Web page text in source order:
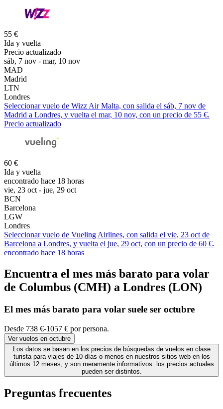
55 €
Ida y vuelta
Precio actualizado
sáb, 7 nov - mar, 10 nov
MAD
Madrid
LTN
Londres
Seleccionar vuelo de Wizz Air Malta, con salida el sáb, 7 nov de
Madrid a Londres, y vuelta el mar, 10 nov, con un precio de 55 €.
Precio actualizado
60 €
Ida y vuelta
encontrado hace 18 horas
vie, 23 oct - jue, 29 oct
BCN
Barcelona
LGW
Londres
Seleccionar vuelo de Vueling Airlines, con salida el vie, 23 oct de
Barcelona a Londres, y vuelta el jue, 29 oct, con un precio de 60 €.
encontrado hace 18 horas
Encuentra el mes más barato para volar
de Columbus (CMH) a Londres (LON)
El mes más barato para volar suele ser octubre
Desde 738 €-1057 € por persona.
Ver vuelos en octubre
Los datos se basan en los precios de búsquedas de vuelos en clase
turista para viajes de 10 días o menos en nuestros sitios web en los
últimos 12 meses, y son meramente informativos: los precios actuales
pueden ser distintos.
Preguntas frecuentes